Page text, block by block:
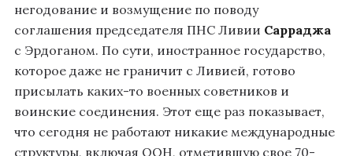
негодование и возмущение по поводу
соглашения председателя ПНС Ливии Сарраджа
с Эрдоганом. По сути, иностранное государство,
которое даже не граничит с Ливией, готово
присылать каких-то военных советников и
воинские соединения. Этот еще раз показывает,
что сегодня не работают никакие международные
структуры, включая ООН, отметившую свое 70-